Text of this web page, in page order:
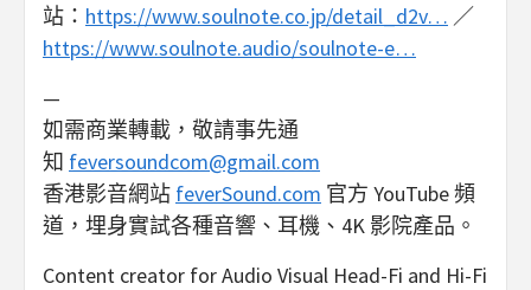
站： https://www.soulnote.co.jp/detail_d2v… ／
https://www.soulnote.audio/soulnote-e…
—
如需商業轉載，敬請事先通
知 feversoundcom@gmail.com
香港影音網站 feverSound.com 官方 YouTube 頻
道，埋身實試各種音響、耳機、4K 影院產品。
Content creator for Audio Visual Head-Fi and Hi-Fi